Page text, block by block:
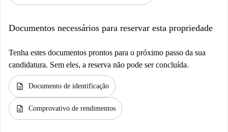
Documentos necessários para reservar esta propriedade
Tenha estes documentos prontos para o próximo passo da sua
candidatura. Sem eles, a reserva não pode ser concluída.
description Documento de identificação
description Comprovativo de rendimentos